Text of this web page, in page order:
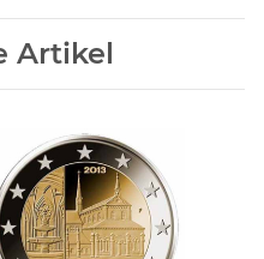
Artikel